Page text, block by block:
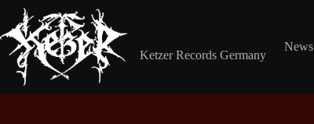
Inhalt
springen
Ketzer Records Germany
News